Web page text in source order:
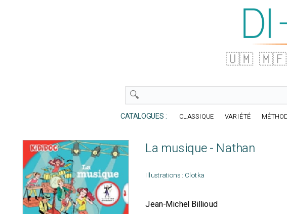
🇺🇲 🇲🇫
CATALOGUES : CLASSIQUE VARIÉTÉ
La musique - Nathan
Illustrations : Clotka
Jean-Michel Billioud